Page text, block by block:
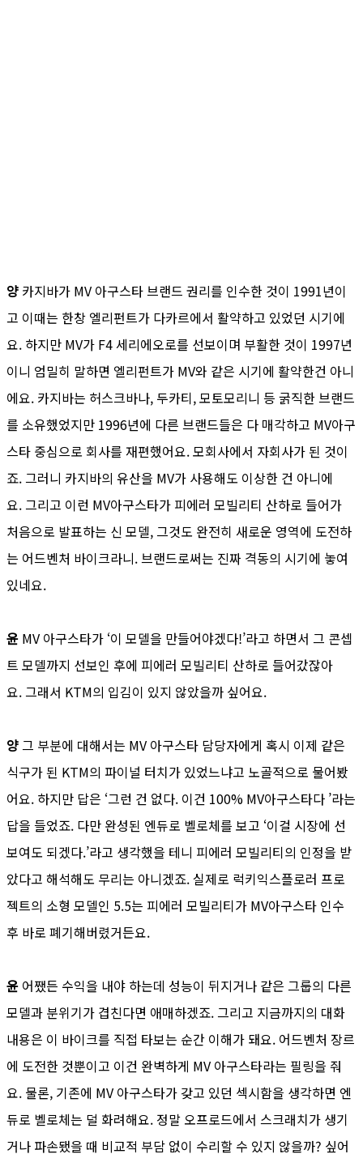
양 카지바가 MV 아구스타 브랜드 권리를 인수한 것이 1991년이
고 이때는 한창 엘리펀트가 다카르에서 활약하고 있었던 시기에
요. 하지만 MV가 F4 세리에오로를 선보이며 부활한 것이 1997년
이니 엄밀히 말하면 엘리펀트가 MV와 같은 시기에 활약한건 아니
에요. 카지바는 허스크바나, 두카티, 모토모리니 등 굵직한 브랜드
를 소유했었지만 1996년에 다른 브랜드들은 다 매각하고 MV아구
스타 중심으로 회사를 재편했어요. 모회사에서 자회사가 된 것이
죠. 그러니 카지바의 유산을 MV가 사용해도 이상한 건 아니에
요. 그리고 이런 MV아구스타가 피에러 모빌리티 산하로 들어가
처음으로 발표하는 신 모델, 그것도 완전히 새로운 영역에 도전하
는 어드벤처 바이크라니. 브랜드로써는 진짜 격동의 시기에 놓여
있네요.
윤 MV 아구스타가 ‘이 모델을 만들어야겠다!’라고 하면서 그 콘셉
트 모델까지 선보인 후에 피에러 모빌리티 산하로 들어갔잖아
요. 그래서 KTM의 입김이 있지 않았을까 싶어요.
양 그 부분에 대해서는 MV 아구스타 담당자에게 혹시 이제 같은
식구가 된 KTM의 파이널 터치가 있었느냐고 노골적으로 물어봤
어요. 하지만 답은 ‘그런 건 없다. 이건 100% MV아구스타다 ’라는
답을 들었죠. 다만 완성된 엔듀로 벨로체를 보고 ‘이걸 시장에 선
보여도 되겠다.’라고 생각했을 테니 피에러 모빌리티의 인정을 받
았다고 해석해도 무리는 아니겠죠. 실제로 럭키익스플로러 프로
젝트의 소형 모델인 5.5는 피에러 모빌리티가 MV아구스타 인수
후 바로 폐기해버렸거든요.
윤 어쨌든 수익을 내야 하는데 성능이 뒤지거나 같은 그룹의 다른
모델과 분위기가 겹친다면 애매하겠죠. 그리고 지금까지의 대화
내용은 이 바이크를 직접 타보는 순간 이해가 돼요. 어드벤처 장르
에 도전한 것뿐이고 이건 완벽하게 MV 아구스타라는 필링을 줘
요. 물론, 기존에 MV 아구스타가 갖고 있던 섹시함을 생각하면 엔
듀로 벨로체는 덜 화려해요. 정말 오프로드에서 스크래치가 생기
거나 파손됐을 때 비교적 부담 없이 수리할 수 있지 않을까? 싶어